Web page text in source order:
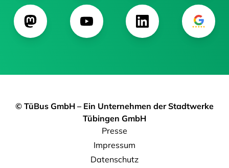
© TüBus GmbH – Ein Unternehmen der Stadtwerke
Tübingen GmbH
Presse
Impressum
Datenschutz